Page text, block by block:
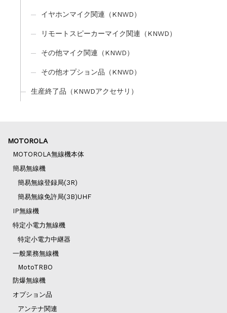
イヤホンマイク関連（KNWD）
リモートスピーカーマイク関連（KNWD）
その他マイク関連（KNWD）
その他オプション品（KNWD）
生産終了品（KNWDアクセサリ）
MOTOROLA
MOTOROLA無線機本体
簡易無線機
簡易無線登録局(3R)
簡易無線免許局(3B)UHF
IP無線機
特定小電力無線機
特定小電力中継器
一般業務無線機
MotoTRBO
防爆無線機
オプション品
アンテナ関連